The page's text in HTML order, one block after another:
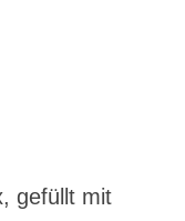
gefüllt mit